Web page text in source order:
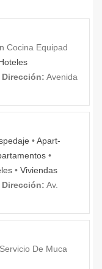
Cocina Equipad
Dirección: Avenida
•Apart-
•
• Viviendas
Dirección: Av.
De Muca